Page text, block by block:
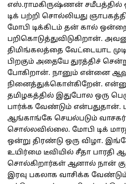
எஸ்.ராமகிருஷ்ணன் சமீபத்தில்
டிக் பற்றி சொல்லியது
மோபி டிக்கிடம் தன் கால்
பறிகொடுத்துவிடுகிறான்.
திமிங்கலத்தை வேட்டையாட
பிறகும் அதையே துரத்திச்
போகிறான். நானும் என்னை
நினைத்துக்கொள்கிறேன்.
தமிழகத்தில் இதுபோல ஒரு
பார்க்க வேண்டும் என்பதுதான்.
ஆங்காங்கே செயல்படும் வாசகர்
சொல்லவில்லை. மோபி டிக்
ஒன்று திரண்டு ஒரு விழா.
உயிர்மை டீவியில் சீதா பாரதி
சொல்கிறார்கள் ஆனால் நான்
இரவு பகலாக வாசிக்க